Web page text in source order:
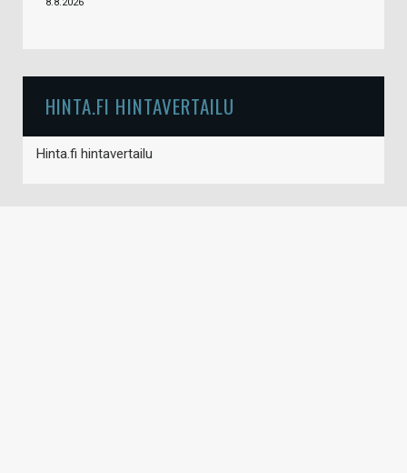
8.8.2026
HINTA.FI HINTAVERTAILU
Hinta.fi hintavertailu